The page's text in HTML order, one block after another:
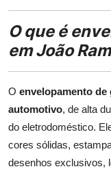
O que é
em João
O envelopamento de
automotivo, de alta
do eletrodoméstico.
cores sólidas,
desenhos exclusivos,